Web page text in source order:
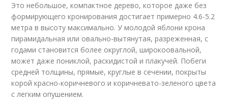
Это небольшое, компактное дерево, которое даже без
формирующего кронирования достигает примерно 4.6-5.2
метра в высоту максимально. У молодой яблони крона
пирамидальная или овально-вытянутая, разреженная, с
годами становится более округлой, широкоовальной,
может даже пониклой, раскидистой и плакучей. Побеги
средней толщины, прямые, круглые в сечении, покрыты
корой красно-коричневого и коричневато-зеленого цвета
с легким опушением.